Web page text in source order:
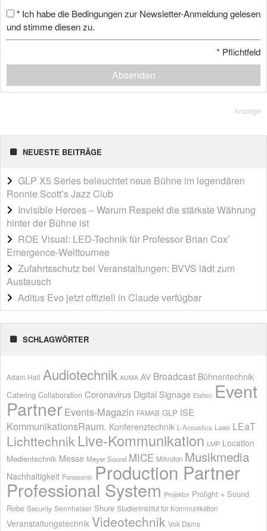
* Ich habe die Bedingungen zur Newsletter-Anmeldung gelesen
und stimme diesen zu.
* Pflichtfeld
Absenden
Anzeige
NEUESTE BEITRÄGE
GLP X5 Series beleuchtet neue Bühne im legendären
Ronnie Scott’s Jazz Club
Invisible Heroes – Warum Respekt die stärkste Währung
hinter der Bühne ist
ROE Visual: LED-Technik für Professor Brian Cox’
Emergence-Welttournee
Zufahrtsschutz bei Veranstaltungen: BVVS lädt zum
Austausch
Aditus Evo jetzt offiziell in Claude verfügbar
SCHLAGWÖRTER
Adam Hall Audiotechnik AUMA AV Broadcast Bühnentechnik
Catering Collaboration Coronavirus Digital Signage Elation Event
Partner Events-Magazin FAMAB GLP ISE
KommunikationsRaum. Konferenztechnik L-Acoustics Lawo LEaT
Lichttechnik Live-Kommunikation LMP Location
Medientechnik Messe Meyer Sound MICE Mikrofon Musikmedia
Nachhaltigkeit Panasonic Production Partner
Professional System Projektor Prolight + Sound
Robe Security Sennheiser Shure Studieninstitut für Kommunikation
Veranstaltungstechnik Videotechnik Vok Dams